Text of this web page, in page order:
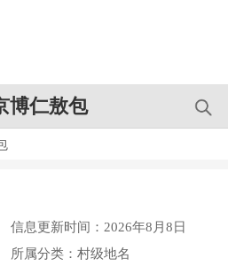
博仁敖包
信息更新时间：2026年8月8日
所属分类：村级地名